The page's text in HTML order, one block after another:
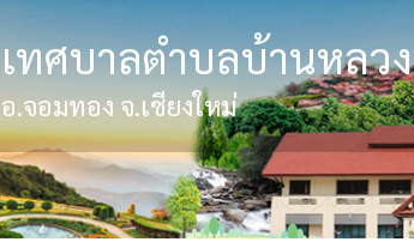
เทศบาลตำบลบ้านหลวง
อ.จอมทอง จ.เชียงใหม่